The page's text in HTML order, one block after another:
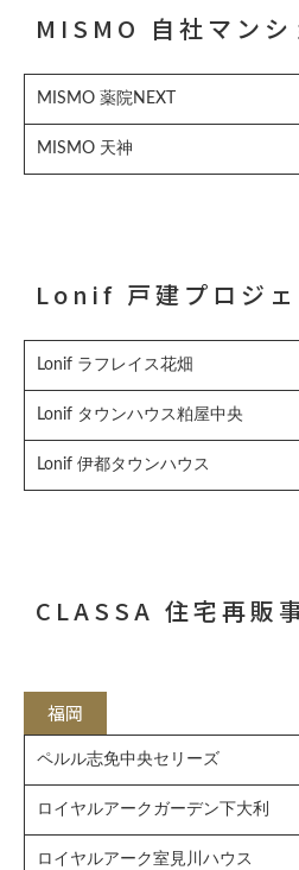
MISMO 自社マンシ
MISMO 薬院NEXT
MISMO 天神
Lonif 戸建プロジェ
Lonif ラフレイス花畑
Lonif タウンハウス粕屋中央
Lonif 伊都タウンハウス
CLASSA 住宅再販
福岡
ペルル志免中央セリーズ
ロイヤルアークガーデン下大利
ロイヤルアーク室見川ハウス